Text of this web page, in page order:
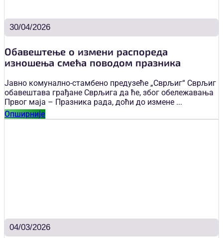
30/04/2026
Обавештење о измени распореда
изношења смећа поводом празника
Јавно комунално-стамбено предузеће „Сврљиг“ Сврљиг
обавештава грађане Сврљига да ће, због обележавања
Првог маја – Празника рада, доћи до измене ...
Опширније
04/03/2026